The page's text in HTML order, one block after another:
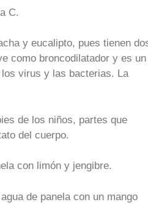
C.
y eucalipto, pues tienen
como broncodilatador y es un
virus y las bacterias. La
de los niños, partes que
del cuerpo.
con limón y jengibre.
de panela con un mango